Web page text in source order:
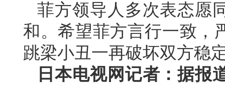
菲方领导人多次表态愿
和。希望菲方言行一致，
跳梁小丑一再破坏双方稳
日本电视网记者：据报